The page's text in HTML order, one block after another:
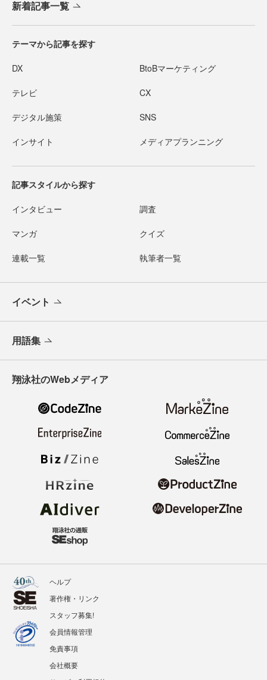
新着記事一覧
テーマから記事を探す
DX BtoBマーケティング
テレビ CX
デジタル施策 SNS
インサイト メディアプランニング
記事スタイルから探す
インタビュー 調査
マンガ クイズ
連載一覧 執筆者一覧
イベント
用語集
翔泳社のWebメディア
ヘルプ
著作権・リンク
スタッフ募集!
会員情報管理
免責事項
会社概要